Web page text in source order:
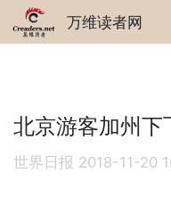
万维读者网
北京游客加州下
世界日报 2018-11-20